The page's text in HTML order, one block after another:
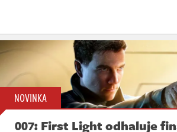
NOVINKA
007: First Light odhaluje